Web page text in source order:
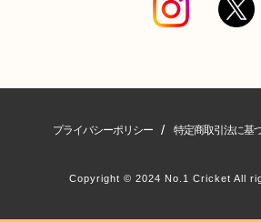
プライバシーポリシー / 特定商取引法に基
Copyright © 2024 No.1 Cricket All